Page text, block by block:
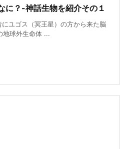
に？-神話生物を紹介その１
にユゴス（冥王星）の方から来た脳
地球外生命体 ...